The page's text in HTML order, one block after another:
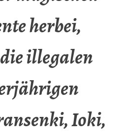
herbei,
illegalen
Ioki,